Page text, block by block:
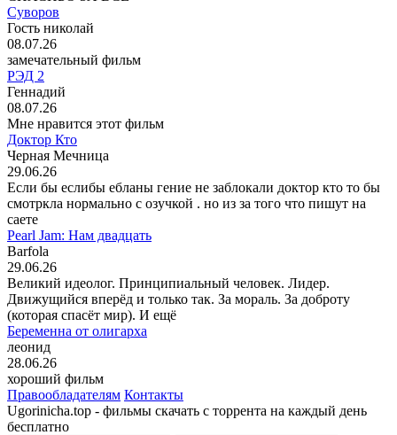
Суворов
Гость николай
08.07.26
замечательный фильм
РЭД 2
Геннадий
08.07.26
Мне нравится этот фильм
Доктор Кто
Черная Мечница
29.06.26
Если бы еслибы ебланы гение не заблокали доктор кто то бы
смотркла нормально с озучкой . но из за того что пишут на
саете
Pearl Jam: Нам двадцать
Barfola
29.06.26
Великий идеолог. Принципиальный человек. Лидер.
Движущийся вперёд и только так. За мораль. За доброту
(которая спасёт мир). И ещё
Беременна от олигарха
леонид
28.06.26
хороший фильм
Правообладателям Контакты
Ugorinicha.top - фильмы скачать с торрента на каждый день
бесплатно